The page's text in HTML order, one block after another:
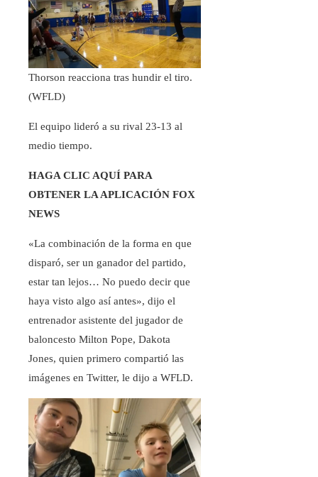
Thorson reacciona tras hundir el tiro.
(WFLD)
El equipo lideró a su rival 23-13 al
medio tiempo.
HAGA CLIC AQUÍ PARA
OBTENER LA APLICACIÓN FOX
NEWS
«La combinación de la forma en que
disparó, ser un ganador del partido,
estar tan lejos… No puedo decir que
haya visto algo así antes», dijo el
entrenador asistente del jugador de
baloncesto Milton Pope, Dakota
Jones, quien primero compartió las
imágenes en Twitter, le dijo a WFLD.